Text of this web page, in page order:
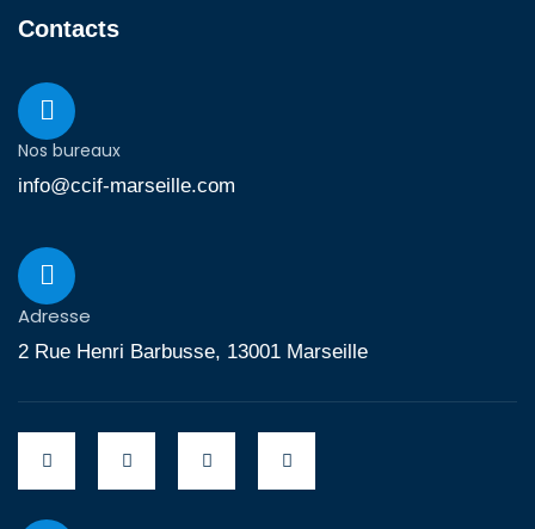
Contacts
Nos bureaux
info@ccif-marseille.com
Adresse
2 Rue Henri Barbusse, 13001 Marseille